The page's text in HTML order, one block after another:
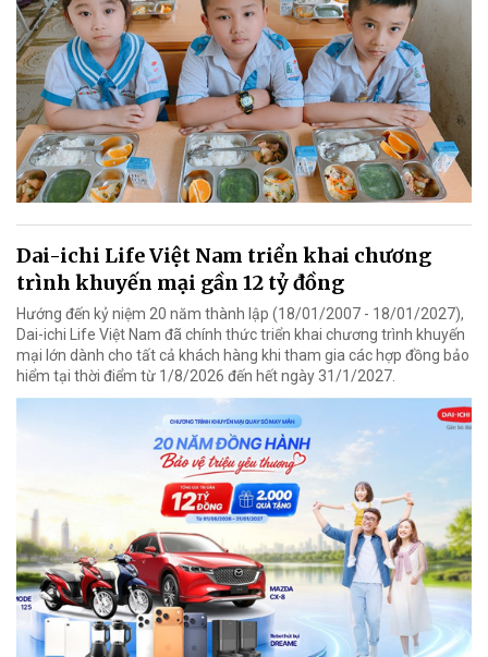
Dai-ichi Life Việt Nam triển khai chương
trình khuyến mại gần 12 tỷ đồng
Hướng đến kỷ niệm 20 năm thành lập (18/01/2007 - 18/01/2027),
Dai-ichi Life Việt Nam đã chính thức triển khai chương trình khuyến
mại lớn dành cho tất cả khách hàng khi tham gia các hợp đồng bảo
hiểm tại thời điểm từ 1/8/2026 đến hết ngày 31/1/2027.